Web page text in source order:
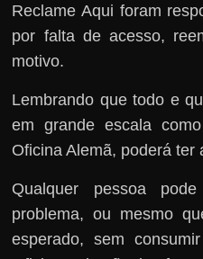
Reclame Aqui foram
por falta de acesso,
motivo.
Lembrando que todo e
em grande escala
Oficina Alemã, poderá ter
Qualquer pessoa
problema, ou mesmo
esperado, sem